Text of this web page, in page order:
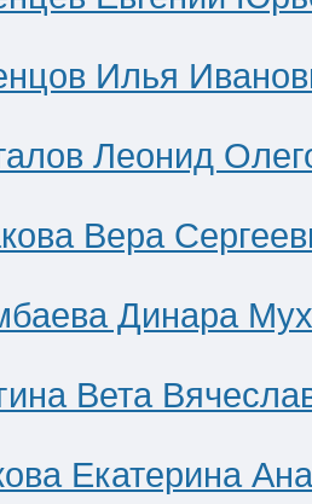
Илья
Леонид
Вера
Динара
Вета
Екатерина